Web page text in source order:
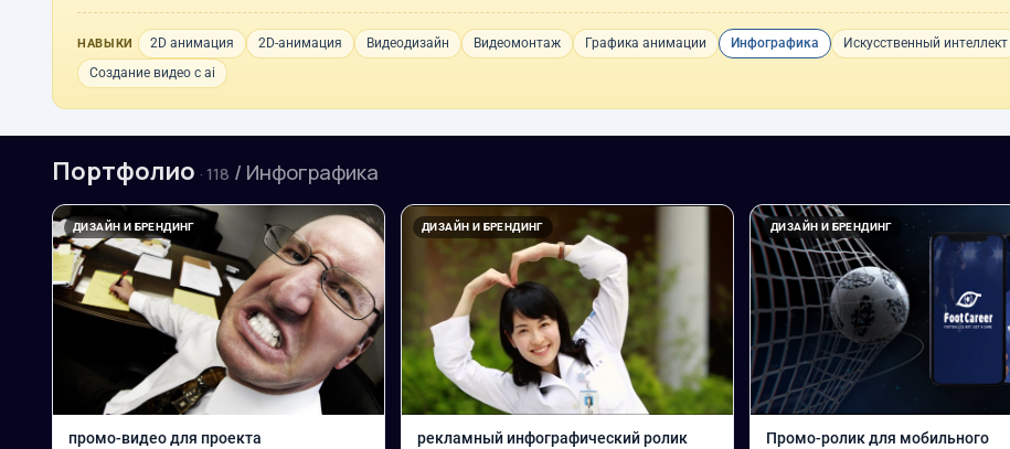
НАВЫКИ 2D анимация 2D-анимация Видеодизайн Видеомонтаж Графика анимации Инфографика Искусственный интеллект
Создание видео с ai
Портфолио · 118 / Инфографика
ДИЗАЙН И БРЕНДИНГ
промо-видео для проекта
ДИЗАЙН И БРЕНДИНГ
рекламный инфографический ролик
ДИЗАЙН И БРЕНДИНГ
Промо-ролик для мобильного